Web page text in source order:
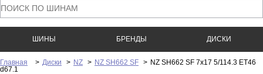
ШИНЫ БРЕНДЫ ДИСКИ
Главная > Диски > NZ > NZ SH662 SF > NZ SH662 SF 7x17 5/114.3 ET46
d67.1